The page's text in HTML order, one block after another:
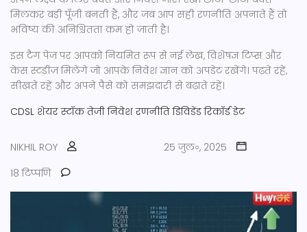
मिलकर बड़ी पूँजी बनती हैं, और जब आप सही रणनीति अपनाते हैं तो
भविष्य की अनिश्चितता कम हो जाती है।
इस टैग पेज पर आपको नियमित रूप से नई लेख, विशेषज्ञ टिप्स और
केस स्टडीज़ मिलेंगे जो आपके निवेश ज्ञान को अपडेट रखेंगे। पढ़ते रहें,
सीखते रहें और अपने पैसे को समझदारी से बढ़ाते रहें।
CDSL शेयर स्टॉक तेजी निवेश रणनीति डिविडेंड रिकॉर्ड डेट
NIKHIL ROY
25 जुल॰, 2025
18 टिप्पणि